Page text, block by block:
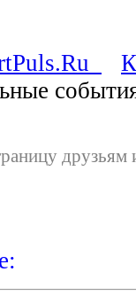
страницу
: